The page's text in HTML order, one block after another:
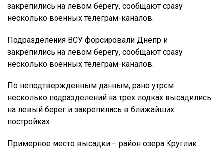
закрепились на левом берегу, сообщают сразу
несколько военных телеграм-каналов.
Подразделения ВСУ форсировали Днепр и
закрепились на левом берегу, сообщают сразу
несколько военных телеграм-каналов.
По неподтвержденным данным, рано утром
несколько подразделений на трех лодках высадились
на левый берег и закрепились в ближайших
постройках.
Примерное место высадки – район озера Круглик